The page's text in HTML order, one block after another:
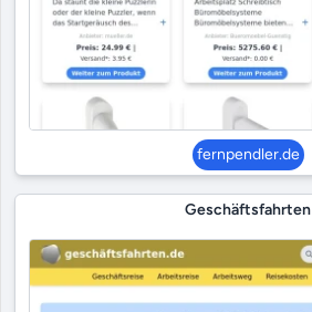
fernpendler.de
Geschäftsfahrten